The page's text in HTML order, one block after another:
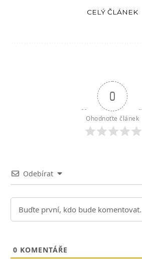
0
Ohodnoťte článek
Odebírat
0 KOMENTÁŘE
CELÝ ČLÁNEK